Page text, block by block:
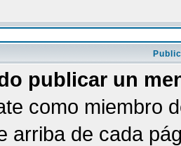
publicar un
como miembro
arriba de cada